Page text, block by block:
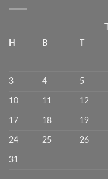
H B T
3 4 5
10 11 12
17 18 19
24 25 26
31